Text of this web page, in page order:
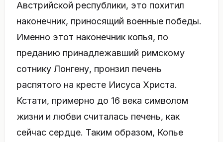
Австрийской республики, это похитил
наконечник, приносящий военные победы.
Именно этот наконечник копья, по
преданию принадлежавший римскому
сотнику Лонгену, пронзил печень
распятого на кресте Иисуса Христа.
Кстати, примерно до 16 века символом
жизни и любви считалась печень, как
сейчас сердце. Таким образом, Копье